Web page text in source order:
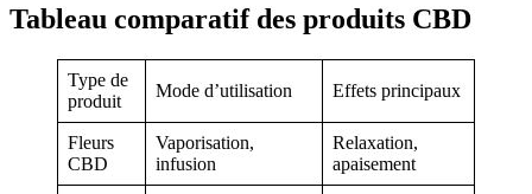
Tableau comparatif des produits CBD
Type de
produit
Mode d’utilisation Effets principaux
Fleurs
CBD
Vaporisation,
infusion
Relaxation,
apaisement